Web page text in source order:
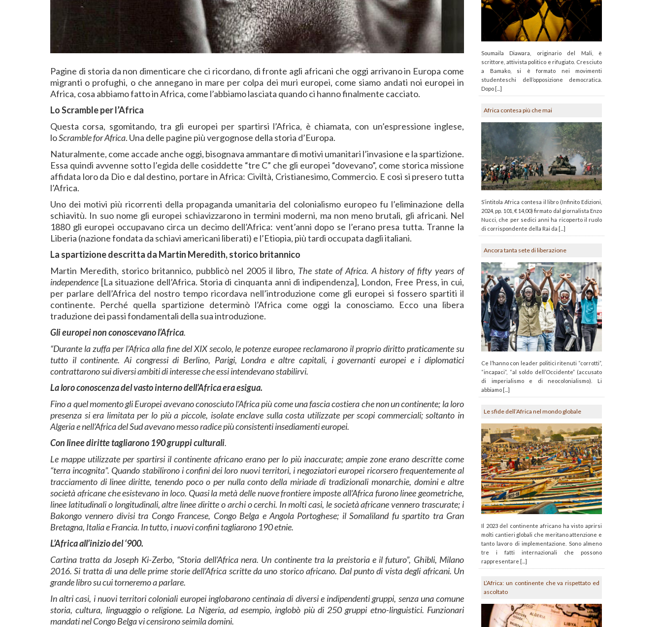
Pagine di storia da non dimenticare che ci ricordano, di fronte agli africani che oggi arrivano in Europa come
migranti o profughi, o che annegano in mare per colpa dei muri europei, come siamo andati noi europei in
Africa, cosa abbiamo fatto in Africa, come l’abbiamo lasciata quando ci hanno finalmente cacciato.
Lo Scramble per l’Africa
Questa corsa, sgomitando, tra gli europei per spartirsi l’Africa, è chiamata, con un’espressione inglese,
loScramble for Africa. Una delle pagine più vergognose della storia d’Europa.
Naturalmente, come accade anche oggi, bisognava ammantare di motivi umanitari l’invasione e la spartizione.
Essa quindi avvenne sotto l’egida delle cosiddette “tre C” che gli europei “dovevano”, come storica missione
affidata loro da Dio e dal destino, portare in Africa: Civiltà, Cristianesimo, Commercio. E così si presero tutta
l’Africa.
Uno dei motivi più ricorrenti della propaganda umanitaria del colonialismo europeo fu l’eliminazione della
schiavitù. In suo nome gli europei schiavizzarono in termini moderni, ma non meno brutali, gli africani. Nel
1880 gli europei occupavano circa un decimo dell’Africa: vent’anni dopo se l’erano presa tutta. Tranne la
Liberia (nazione fondata da schiavi americani liberati) e l’Etiopia, più tardi occupata dagli italiani.
La spartizione descritta da Martin Meredith, storico britannico
Martin Meredith, storico britannico, pubblicò nel 2005 il libro, The state of Africa. A history of fifty years of
independence [La situazione dell’Africa. Storia di cinquanta anni di indipendenza], London, Free Press, in cui,
per parlare dell’Africa del nostro tempo ricordava nell’introduzione come gli europei si fossero spartiti il
continente. Perché quella spartizione determinò l’Africa come oggi la conosciamo. Ecco una libera
traduzione dei passi fondamentali della sua introduzione.
Gli europei non conoscevano l’Africa.
“Durante la zuffa per l’Africa alla fine del XIX secolo, le potenze europee reclamarono il proprio diritto praticamente su
tutto il continente. Ai congressi di Berlino, Parigi, Londra e altre capitali, i governanti europei e i diplomatici
contrattarono sui diversi ambiti di interesse che essi intendevano stabilirvi.
La loro conoscenza del vasto interno dell’Africa era esigua.
Fino a quel momento gli Europei avevano conosciuto l’Africa più come una fascia costiera che non un continente; la loro
presenza si era limitata per lo più a piccole, isolate enclave sulla costa utilizzate per scopi commerciali; soltanto in
Algeria e nell’Africa del Sud avevano messo radice più consistenti insediamenti europei.
Con linee diritte tagliarono 190 gruppi culturali.
Le mappe utilizzate per spartirsi il continente africano erano per lo più inaccurate; ampie zone erano descritte come
“terra incognita”. Quando stabilirono i confini dei loro nuovi territori, i negoziatori europei ricorsero frequentemente al
tracciamento di linee diritte, tenendo poco o per nulla conto della miriade di tradizionali monarchie, domini e altre
società africane che esistevano in loco. Quasi la metà delle nuove frontiere imposte all’Africa furono linee geometriche,
linee latitudinali o longitudinali, altre linee diritte o archi o cerchi. In molti casi, le società africane vennero trascurate; i
Bakongo vennero divisi tra Congo Francese, Congo Belga e Angola Portoghese; il Somaliland fu spartito tra Gran
Bretagna, Italia e Francia. In tutto, i nuovi confini tagliarono 190 etnie.
L’Africa all’inizio del ‘900.
Cartina tratta da Joseph Ki-Zerbo, “Storia dell’Africa nera. Un continente tra la preistoria e il futuro”, Ghibli, Milano
2016. Si tratta di una delle prime storie dell’Africa scritte da uno storico africano. Dal punto di vista degli africani. Un
grande libro su cui torneremo a parlare.
In altri casi, i nuovi territori coloniali europei inglobarono centinaia di diversi e indipendenti gruppi, senza una comune
storia, cultura, linguaggio o religione. La Nigeria, ad esempio, inglobò più di 250 gruppi etno-linguistici. Funzionari
mandati nel Congo Belga vi censirono seimila domini.
Soumaila Diawara, originario del Mali, è
scrittore, attivista politico e rifugiato. Cresciuto
a Bamako, si è formato nei movimenti
studenteschi dell’opposizione democratica.
Dopo [...]
Africa contesa più che mai
S’intitola Africa contesa il libro (Infinito Edizioni,
2024, pp. 101, € 14,00) firmato dal giornalista Enzo
Nucci, che per sedici anni ha ricoperto il ruolo
di corrispondente della Rai da [...]
Ancora tanta sete di liberazione
Ce l’hanno con leader politici ritenuti “corrotti”,
“incapaci”, “al soldo dell’Occidente” (accusato
di imperialismo e di neocolonialismo). Li
abbiamo [...]
Le sfide dell’Africa nel mondo globale
Il 2023 del continente africano ha visto aprirsi
molti cantieri globali che meritano attenzione e
tanto lavoro di implementazione. Sono almeno
tre i fatti internazionali che possono
rappresentare [...]
L’Africa: un continente che va rispettato ed
ascoltato